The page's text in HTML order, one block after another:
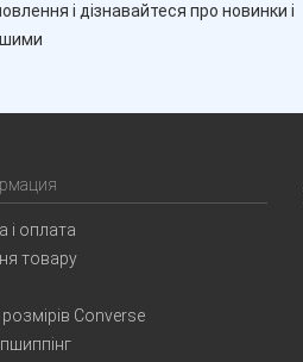
і дізнавайтеся про новинки і
і оплата
товару
Converse